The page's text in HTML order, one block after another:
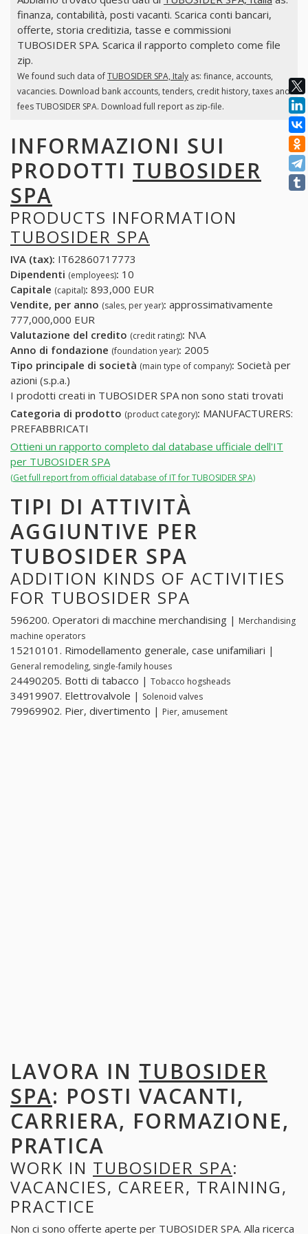
finanza, contabilità, posti vacanti. Scarica conti bancari,
offerte, storia creditizia, tasse e commissioni
TUBOSIDER SPA. Scarica il rapporto completo come file
zip.
We found such data ofTUBOSIDER SPA, Italyas: finance, accounts,
vacancies. Download bank accounts, tenders, credit history, taxes and
fees TUBOSIDER SPA. Download full report as zip-file.
INFORMAZIONI SUI
PRODOTTI TUBOSIDER
SPA
PRODUCTS INFORMATION
TUBOSIDER SPA
IVA (tax): IT62860717773
Dipendenti (employees): 10
Capitale (capital): 893,000 EUR
Vendite, per anno (sales, per year): approssimativamente
777,000,000 EUR
Valutazione del credito (credit rating): N\A
Anno di fondazione (foundation year): 2005
Tipo principale di società (main type of company): Società per
azioni (s.p.a.)
I prodotti creati in TUBOSIDER SPA non sono stati trovati
Categoria di prodotto (product category): MANUFACTURERS:
PREFABBRICATI
Ottieni un rapporto completo dal database ufficiale dell'IT
per TUBOSIDER SPA
(Get full report from official database of IT for TUBOSIDER SPA)
TIPI DI ATTIVITÀ
AGGIUNTIVE PER
TUBOSIDER SPA
ADDITION KINDS OF ACTIVITIES
FOR TUBOSIDER SPA
596200. Operatori di macchine merchandising | Merchandising
machine operators
15210101. Rimodellamento generale, case unifamiliari |
General remodeling, single-family houses
24490205. Botti di tabacco | Tobacco hogsheads
34919907. Elettrovalvole | Solenoid valves
79969902. Pier, divertimento | Pier, amusement
LAVORA IN TUBOSIDER
SPA: POSTI VACANTI,
CARRIERA, FORMAZIONE,
PRATICA
WORK IN TUBOSIDER SPA:
VACANCIES, CAREER, TRAINING,
PRACTICE
Non ci sono offerte aperte per TUBOSIDER SPA. Alla ricerca